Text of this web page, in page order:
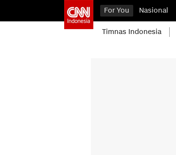
For You Nasional
Timnas Indonesia